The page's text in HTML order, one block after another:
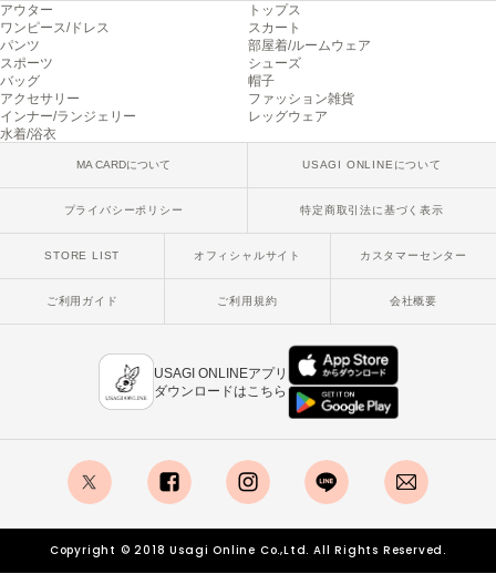
Philly chocolate
フィリーチョコレート
poláura
ポローラ
Reebok
サンリオハウス
SESAME STREET MARKET
セサミストリートマーケット
SHAKA
アウター
トップス
ワンピース/ドレス
スカート
パンツ
部屋着/ルームウェア
スポーツ
シューズ
バッグ
帽子
アクセサリー
ファッション雑貨
インナー/ランジェリー
レッグウェア
水着/浴衣
MA CARDについて USAGI ONLINEについて
プライバシーポリシー 特定商取引法に基づく表示
STORE LIST オフィシャルサイト カスタマーセンター
ご利用ガイド ご利用規約 会社概要
USAGI ONLINEアプリ
ダウンロードはこちら
Copyright © 2018 Usagi Online Co.,Ltd. All Rights Reserved.